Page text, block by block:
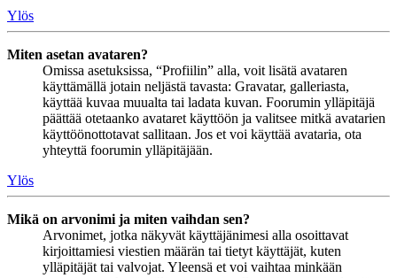
Ylös
Miten asetan avataren?
Omissa asetuksissa, “Profiilin” alla, voit lisätä avataren
käyttämällä jotain neljästä tavasta: Gravatar, galleriasta,
käyttää kuvaa muualta tai ladata kuvan. Foorumin ylläpitäjä
päättää otetaanko avataret käyttöön ja valitsee mitkä avatarien
käyttöönottotavat sallitaan. Jos et voi käyttää avataria, ota
yhteyttä foorumin ylläpitäjään.
Ylös
Mikä on arvonimi ja miten vaihdan sen?
Arvonimet, jotka näkyvät käyttäjänimesi alla osoittavat
kirjoittamiesi viestien määrän tai tietyt käyttäjät, kuten
ylläpitäjät tai valvojat. Yleensä et voi vaihtaa minkään